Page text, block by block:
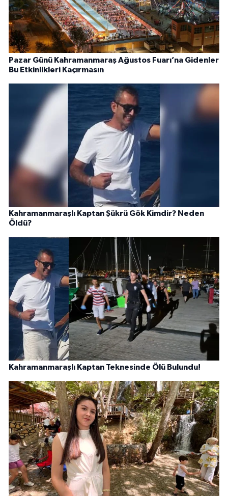
Pazar Günü Kahramanmaraş Ağustos Fuarı’na Gidenler
Bu Etkinlikleri Kaçırmasın
Kahramanmaraşlı Kaptan Şükrü Gök Kimdir? Neden
Öldü?
Kahramanmaraşlı Kaptan Teknesinde Ölü Bulundu!